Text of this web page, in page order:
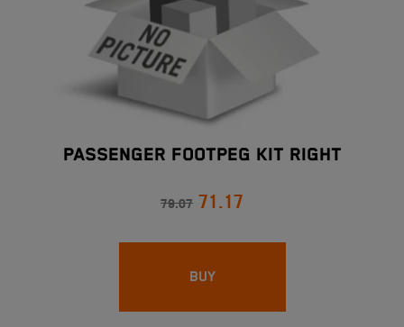
PASSENGER FOOTPEG KIT RIGHT
79.07 71.17
BUY